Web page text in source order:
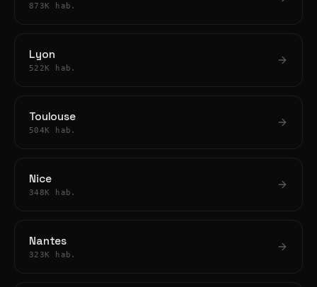
873K hab.
Lyon
522K hab.
Toulouse
504K hab.
Nice
348K hab.
Nantes
323K hab.